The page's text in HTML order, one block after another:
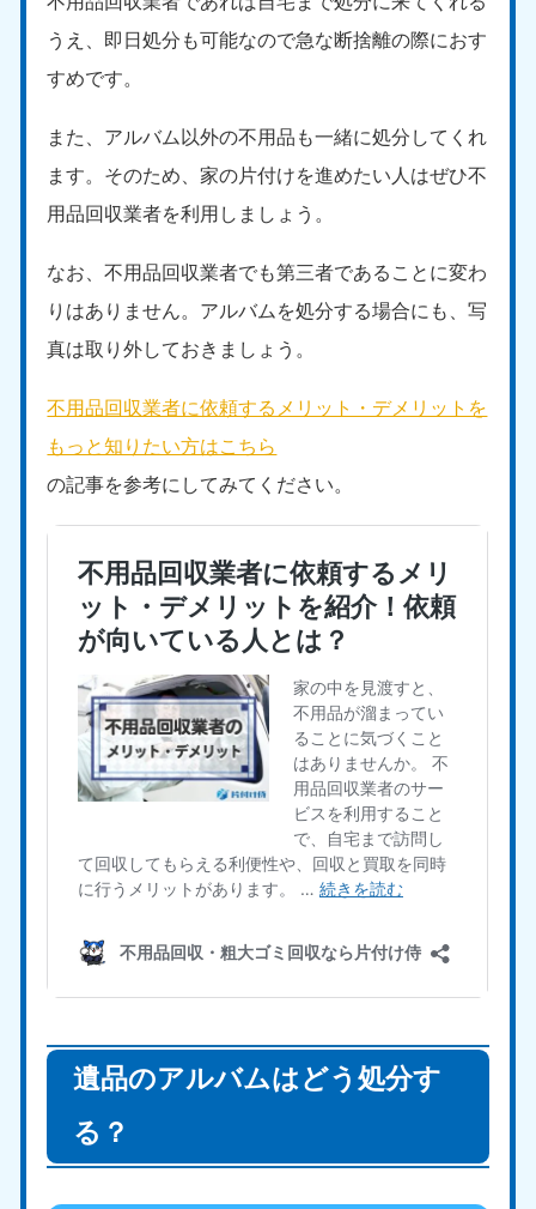
うえ、即日処分も可能なので急な断捨離の際におす
すめです。
また、アルバム以外の不用品も一緒に処分してくれ
ます。そのため、家の片付けを進めたい人はぜひ不
用品回収業者を利用しましょう。
なお、不用品回収業者でも第三者であることに変わ
りはありません。アルバムを処分する場合にも、写
真は取り外しておきましょう。
不用品回収業者に依頼するメリット・デメリットを
もっと知りたい方はこちら
の記事を参考にしてみてください。
遺品のアルバムはどう処分す
る？